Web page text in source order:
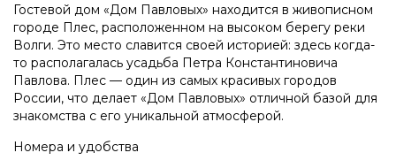
Гостевой дом «Дом Павловых» находится в живописном
городе Плес, расположенном на высоком берегу реки
Волги. Это место славится своей историей: здесь когда-
то располагалась усадьба Петра Константиновича
Павлова. Плес — один из самых красивых городов
России, что делает «Дом Павловых» отличной базой для
знакомства с его уникальной атмосферой.
Номера и удобства